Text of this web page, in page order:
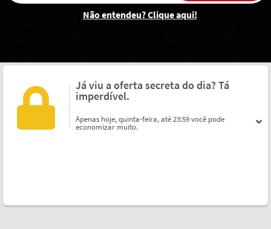
Não entendeu? Clique aqui!
Já viu a oferta secreta do dia? Tá
imperdível.
Apenas hoje, quinta-feira, até 23:59 você pode
economizar muito.